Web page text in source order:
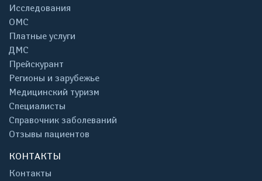
Исследования
ОМС
Платные услуги
ДМС
Прейскурант
Регионы и зарубежье
Медицинский туризм
Специалисты
Справочник заболеваний
Отзывы пациентов
КОНТАКТЫ
Контакты